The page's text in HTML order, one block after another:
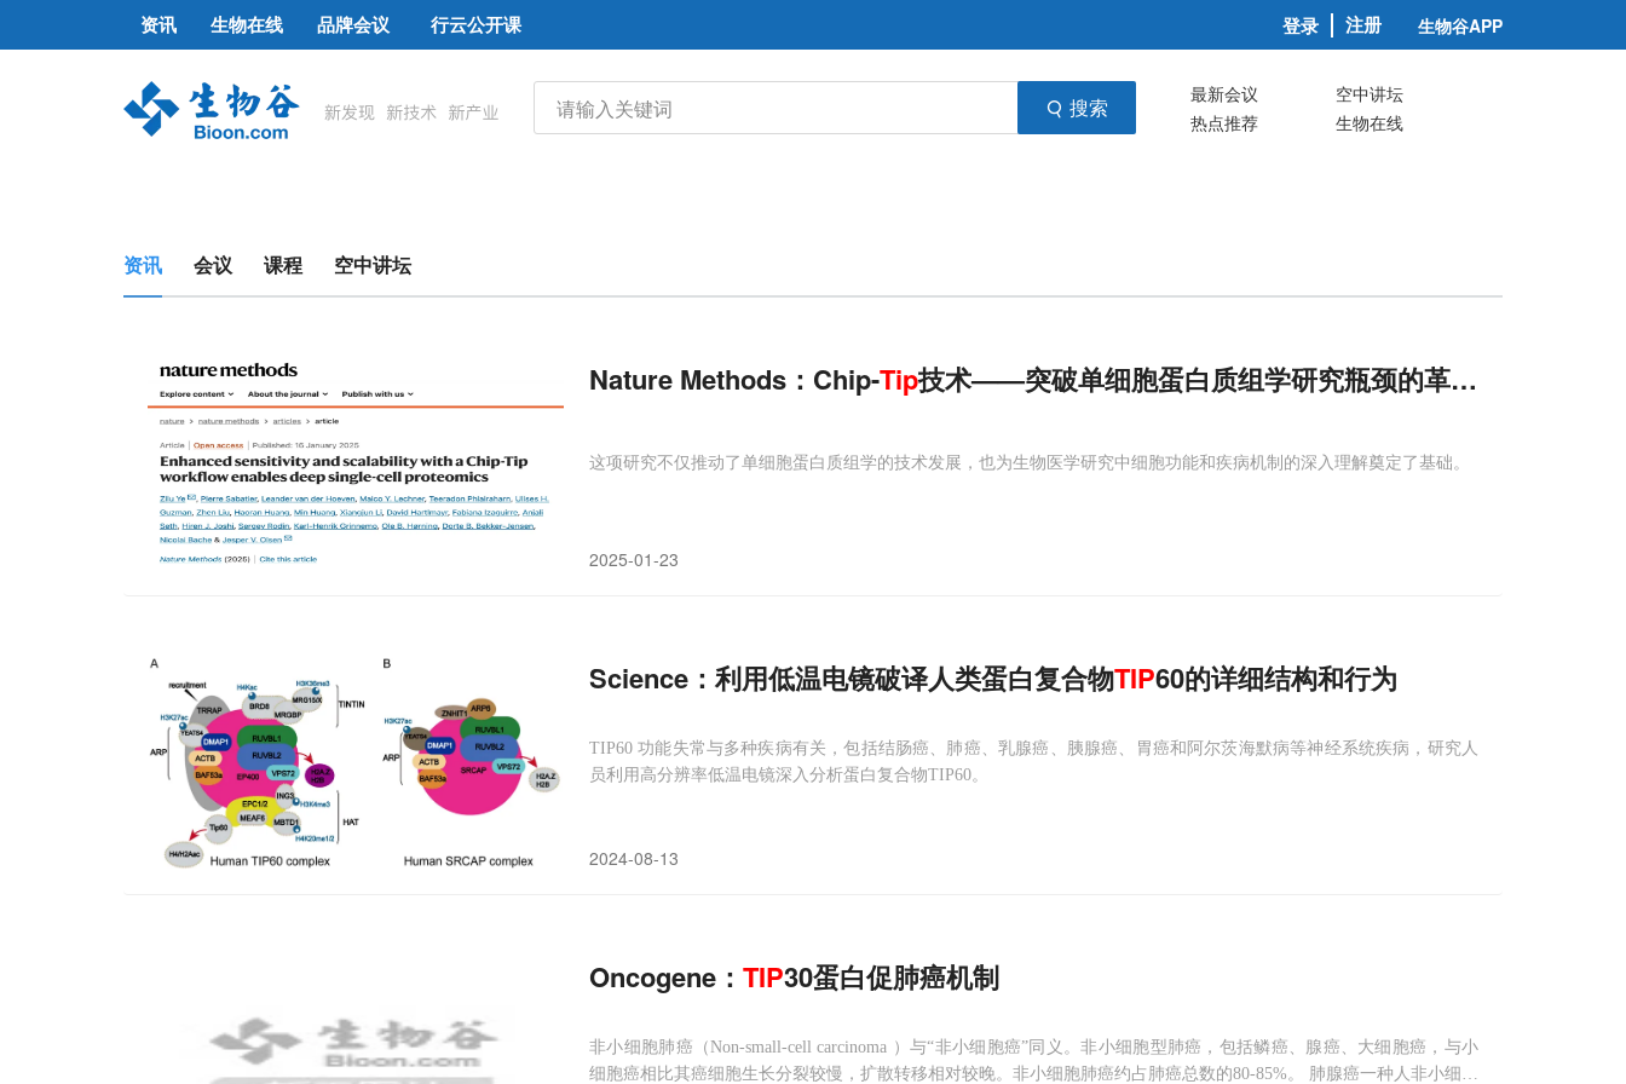
资讯 生物在线 品牌会议 行云公开课 登录 注册 生物谷APP
搜索 最新会议
空中讲坛
热点推荐
生物在线
资讯 会议 课程 空中讲坛
Nature Methods：Chip-Tip技术——突破单细胞蛋白质组学研究瓶颈的革命性进展
这项研究不仅推动了单细胞蛋白质组学的技术发展，也为生物医学研究中细胞功能和疾病机制的深入理解奠定了基础。
2025-01-23
Science：利用低温电镜破译人类蛋白复合物TIP60的详细结构和行为
TIP60 功能失常与多种疾病有关，包括结肠癌、肺癌、乳腺癌、胰腺癌、胃癌和阿尔茨海默病等神经系统疾病，研究人
员利用高分辨率低温电镜深入分析蛋白复合物TIP60。
2024-08-13
Oncogene： TIP30蛋白促肺癌机制
非小细胞肺癌（Non-small-cell carcinoma ）与“非小细胞癌”同义。非小细胞型肺癌，包括鳞癌、腺癌、大细胞癌，与小
细胞癌相比其癌细胞生长分裂较慢，扩散转移相对较晚。非小细胞肺癌约占肺癌总数的80-85%。 肺腺癌一种人非小细胞